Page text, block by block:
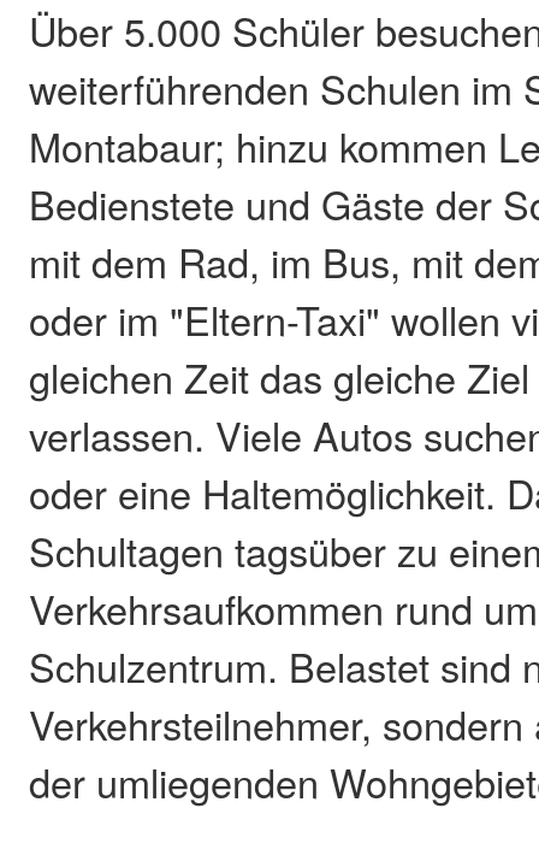
Über 5.000 Schüler
weiterführenden Schulen im
Montabaur; hinzu kommen
Bedienstete und Gäste der
mit dem Rad, im Bus, mit
oder im "Eltern-Taxi" wollen
gleichen Zeit das gleiche
verlassen. Viele Autos
oder eine Haltemöglichkeit.
Schultagen tagsüber zu
Verkehrsaufkommen rund
Schulzentrum. Belastet sind
Verkehrsteilnehmer,
der umliegenden